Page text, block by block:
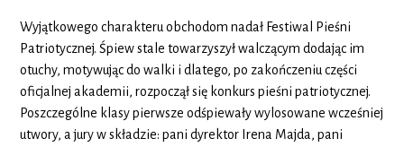
Wyjątkowego charakteru obchodom nadał Festiwal Pieśni
Patriotycznej. Śpiew stale towarzyszył walczącym dodając im
otuchy, motywując do walki i dlatego, po zakończeniu części
oficjalnej akademii, rozpoczął się konkurs pieśni patriotycznej.
Poszczególne klasy pierwsze odśpiewały wylosowane wcześniej
utwory, a jury w składzie: pani dyrektor Irena Majda, pani